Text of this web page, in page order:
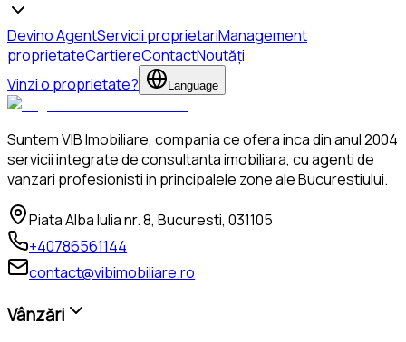
Devino AgentServicii proprietariManagement
proprietateCartiereContactNoutăți
Vinzi o proprietate?
Language
Suntem VIB Imobiliare, compania ce ofera inca din anul 2004
servicii integrate de consultanta imobiliara, cu agenti de
vanzari profesionisti in principalele zone ale Bucurestiului.
Piata Alba Iulia nr. 8, Bucuresti, 031105
+40786561144
contact@vibimobiliare.ro
Vânzări